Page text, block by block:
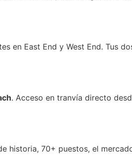
en East End y West End. Tus
. Acceso en tranvía directo
historia, 70+ puestos, el